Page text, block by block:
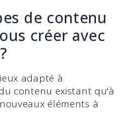
de contenu
créer avec
adapté à
contenu existant qu'à
éléments à